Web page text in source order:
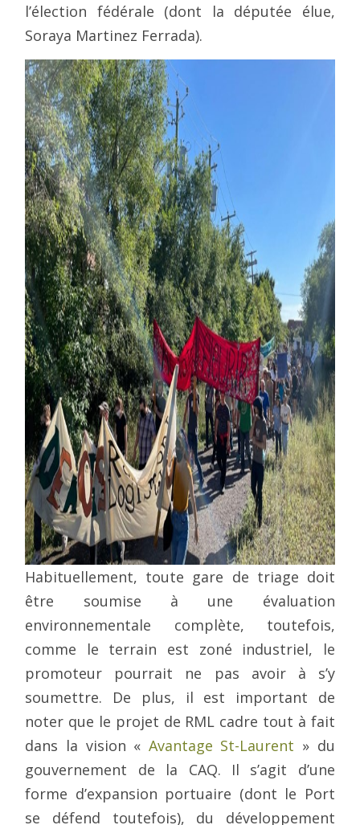
l’élection fédérale (dont la députée élue,
Soraya Martinez Ferrada).
Habituellement, toute gare de triage doit
être soumise à une évaluation
environnementale complète, toutefois,
comme le terrain est zoné industriel, le
promoteur pourrait ne pas avoir à s’y
soumettre. De plus, il est important de
noter que le projet de RML cadre tout à fait
dans la vision « Avantage St-Laurent » du
gouvernement de la CAQ. Il s’agit d’une
forme d’expansion portuaire (dont le Port
se défend toutefois), du développement